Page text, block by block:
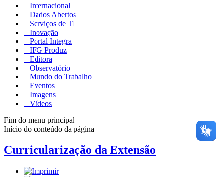
Internacional
Dados Abertos
Serviços de TI
Inovação
Portal Integra
IFG Produz
Editora
Observatório
Mundo do Trabalho
Eventos
Imagens
Vídeos
Fim do menu principal
Início do conteúdo da página
Curricularização da Extensão